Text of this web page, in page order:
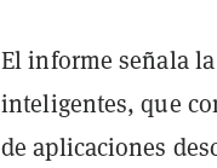
El informe señala
inteligentes, que
de aplicaciones